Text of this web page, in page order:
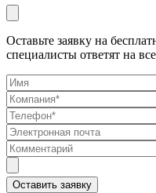
Оставьте заявку на
специалисты ответят на